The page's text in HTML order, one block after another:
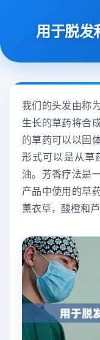
用于脱发
我们的头发由称
生长的草药将合
的草药可以以固
形式可以是从草
油。芳香疗法是
产品中使用的草
薰衣草，酸橙和芦